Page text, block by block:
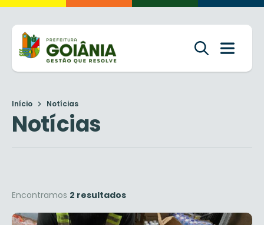
Início Notícias
Notícias
Encontramos 2 resultados